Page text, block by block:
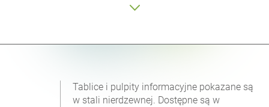
Tablice i pulpity informacyjne pokazane są
w stali nierdzewnej. Dostępne są w